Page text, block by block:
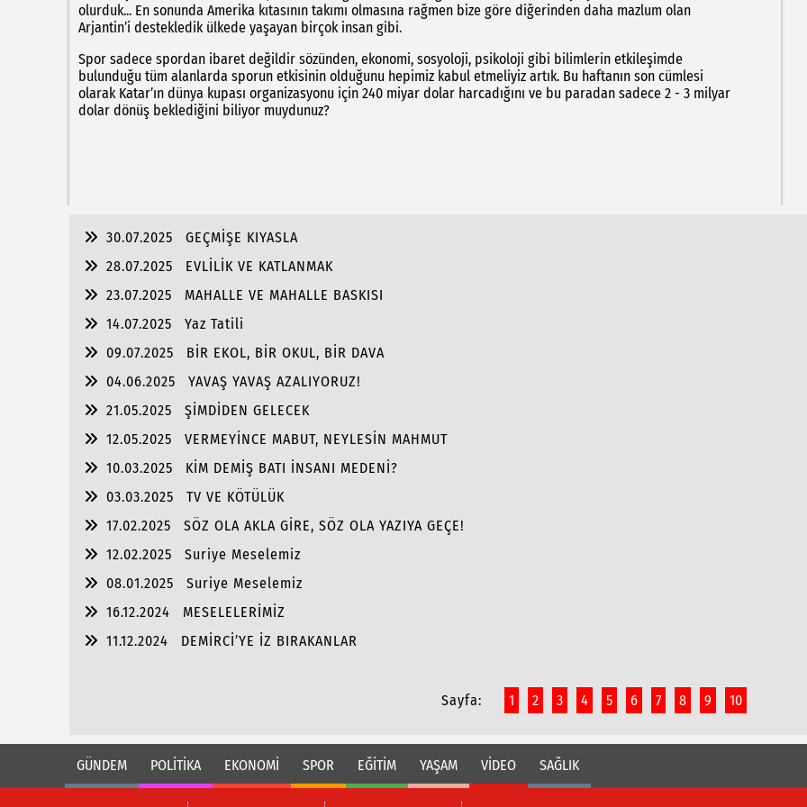
olurduk... En sonunda Amerika kıtasının takımı olmasına rağmen bize göre diğerinden daha mazlum olan
Arjantin’i destekledik ülkede yaşayan birçok insan gibi.
Spor sadece spordan ibaret değildir sözünden, ekonomi, sosyoloji, psikoloji gibi bilimlerin etkileşimde
bulunduğu tüm alanlarda sporun etkisinin olduğunu hepimiz kabul etmeliyiz artık. Bu haftanın son cümlesi
olarak Katar’ın dünya kupası organizasyonu için 240 miyar dolar harcadığını ve bu paradan sadece 2 - 3 milyar
dolar dönüş beklediğini biliyor muydunuz?
30.07.2025
GEÇMİŞE KIYASLA
28.07.2025
EVLİLİK VE KATLANMAK
23.07.2025
MAHALLE VE MAHALLE BASKISI
14.07.2025
Yaz Tatili
09.07.2025
BİR EKOL, BİR OKUL, BİR DAVA
04.06.2025
YAVAŞ YAVAŞ AZALIYORUZ!
21.05.2025
ŞİMDİDEN GELECEK
12.05.2025
VERMEYİNCE MABUT, NEYLESİN MAHMUT
10.03.2025
KİM DEMİŞ BATI İNSANI MEDENİ?
03.03.2025
TV VE KÖTÜLÜK
17.02.2025
SÖZ OLA AKLA GİRE, SÖZ OLA YAZIYA GEÇE!
12.02.2025
Suriye Meselemiz
08.01.2025
Suriye Meselemiz
16.12.2024
MESELELERİMİZ
11.12.2024
DEMİRCİ’YE İZ BIRAKANLAR
Sayfa: 1 2 3 4 5 6 7 8 9 10
GÜNDEM POLİTİKA EKONOMİ SPOR EĞİTİM YAŞAM VİDEO SAĞLIK